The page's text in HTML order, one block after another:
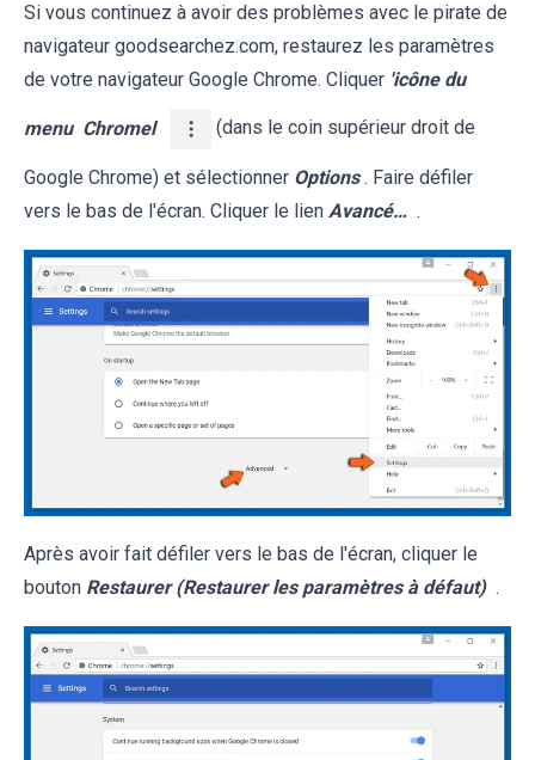
Si vous continuez à avoir des problèmes avec le pirate de
navigateur goodsearchez.com, restaurez les paramètres
de votre navigateur Google Chrome. Cliquer 'icône du
menu Chromel (dans le coin supérieur droit de
Google Chrome) et sélectionner Options . Faire défiler
vers le bas de l'écran. Cliquer le lien Avancé… .
Après avoir fait défiler vers le bas de l'écran, cliquer le
bouton Restaurer (Restaurer les paramètres à défaut) .